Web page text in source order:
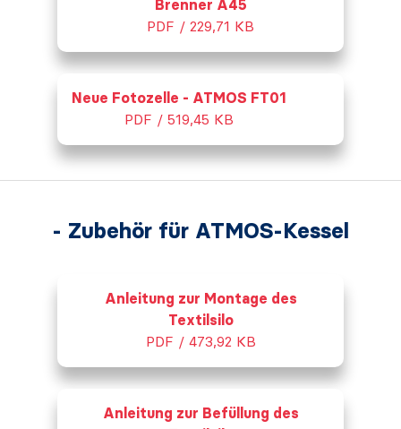
Brenner A45
PDF / 229,71 KB
Neue Fotozelle - ATMOS FT01
PDF / 519,45 KB
- Zubehör für ATMOS-Kessel
Anleitung zur Montage des
Textilsilo
PDF / 473,92 KB
Anleitung zur Befüllung des